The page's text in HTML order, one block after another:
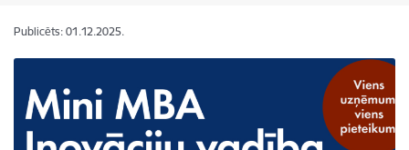
Publicēts: 01.12.2025.